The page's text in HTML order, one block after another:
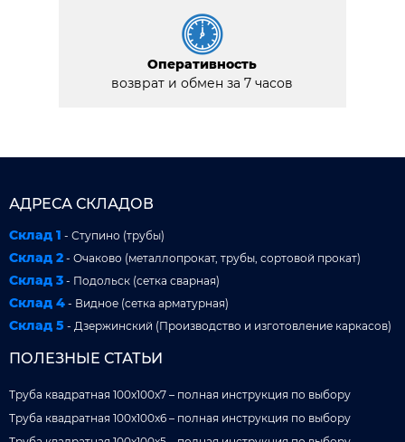
Оперативность
возврат и обмен за 7 часов
АДРЕСА СКЛАДОВ
Склад 1 - Ступино (трубы)
Склад 2 - Очаково (металлопрокат, трубы, сортовой прокат)
Склад 3 - Подольск (сетка сварная)
Склад 4 - Видное (сетка арматурная)
Склад 5 - Дзержинский (Производство и изготовление каркасов)
ПОЛЕЗНЫЕ СТАТЬИ
Труба квадратная 100x100x7 – полная инструкция по выбору
Труба квадратная 100x100x6 – полная инструкция по выбору